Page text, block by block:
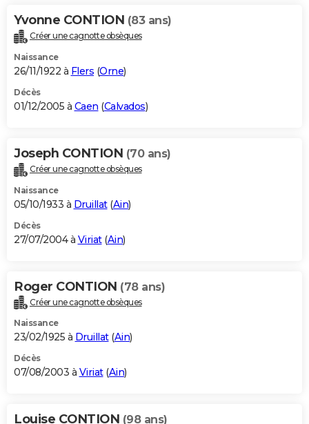
Yvonne CONTION (83 ans)
Créer une cagnotte obsèques
Naissance
26/11/1922 à Flers (Orne)
Décès
01/12/2005 à Caen (Calvados)
Joseph CONTION (70 ans)
Créer une cagnotte obsèques
Naissance
05/10/1933 à Druillat(Ain)
Décès
27/07/2004 à Viriat(Ain)
Roger CONTION (78 ans)
Créer une cagnotte obsèques
Naissance
23/02/1925 à Druillat(Ain)
Décès
07/08/2003 à Viriat(Ain)
Louise CONTION (98 ans)